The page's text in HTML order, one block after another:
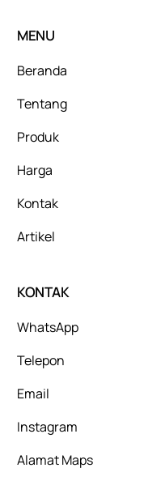
MENU
Beranda
Tentang
Produk
Harga
Kontak
Artikel
KONTAK
WhatsApp
Telepon
Email
Instagram
Alamat Maps